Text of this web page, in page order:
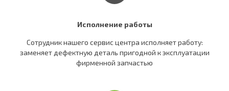
Исполнение работы
Сотрудник нашего сервис центра исполняет работу:
заменяет дефектную деталь пригодной к эксплуатации
фирменной запчастью